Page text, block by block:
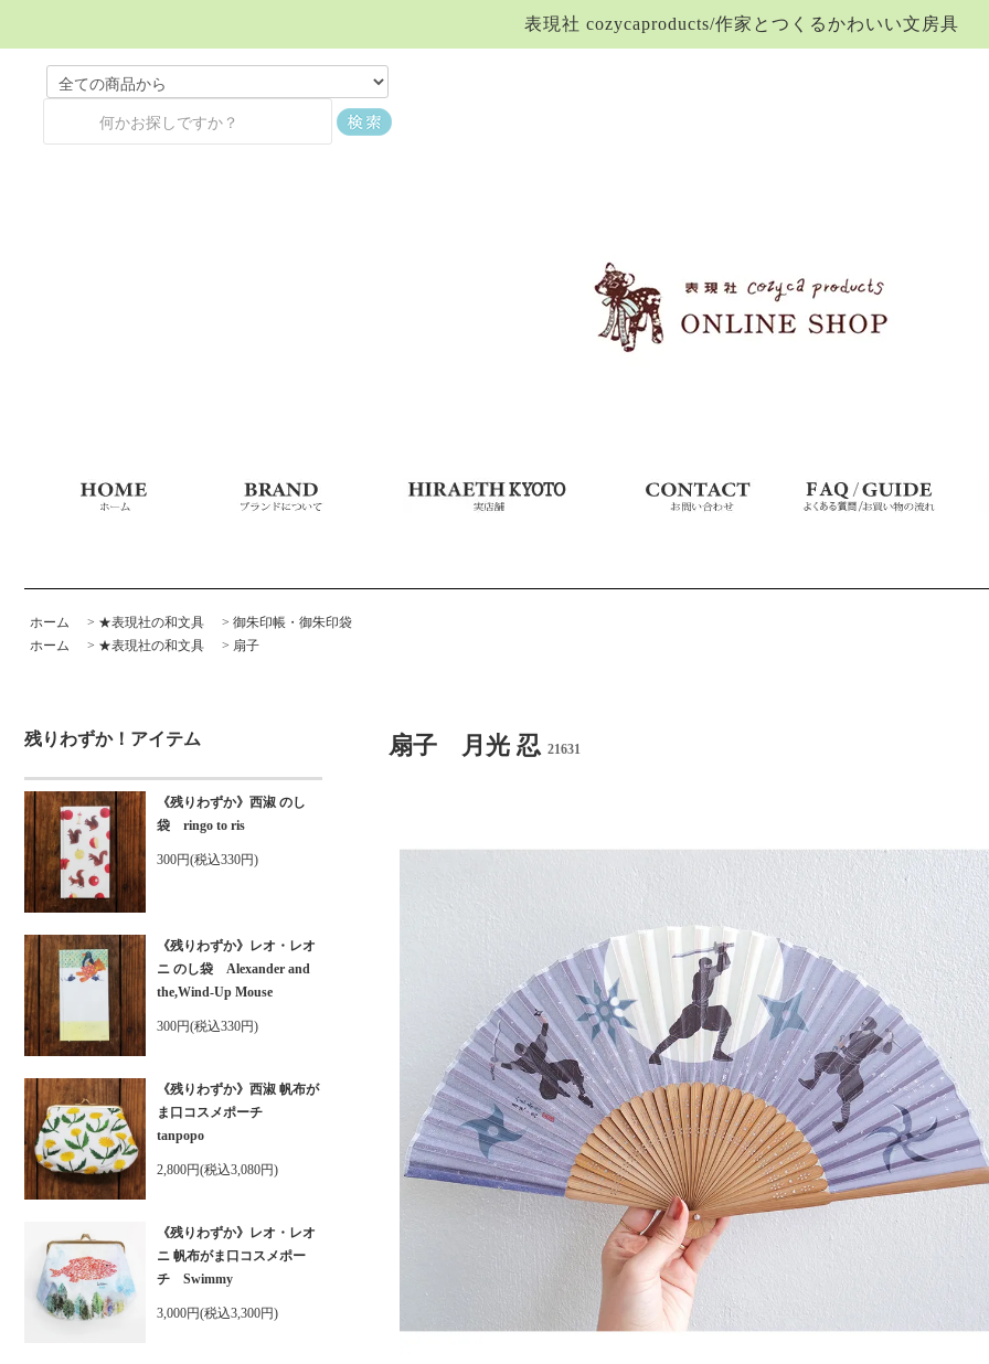
表現社 cozycaproducts/作家とつくるかわいい文房具
ホーム > ★表現社の和文具 > 御朱印帳・御朱印袋
ホーム
> ★表現社の和文具 > 扇子
残りわずか！アイテム
《残りわずか》西淑 のし
袋 ringo to ris
300円(税込330円)
《残りわずか》レオ・レオ
ニ のし袋 Alexander and
the,Wind-Up Mouse
300円(税込330円)
《残りわずか》西淑 帆布が
ま口コスメポーチ
tanpopo
2,800円(税込3,080円)
《残りわずか》レオ・レオ
ニ 帆布がま口コスメポー
チ Swimmy
3,000円(税込3,300円)
扇子 月光 忍 21631